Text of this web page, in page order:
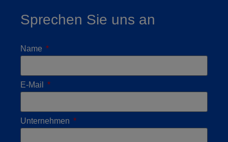
Sprechen Sie uns an
Name
E-Mail
Unternehmen